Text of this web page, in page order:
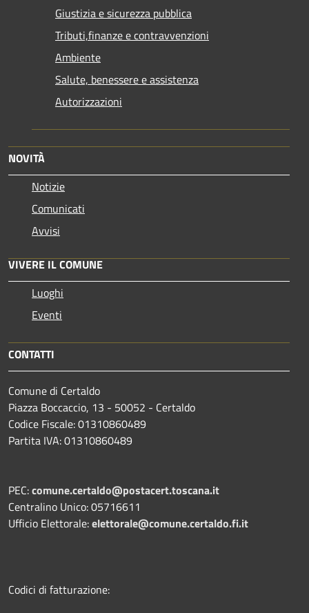
Giustizia e sicurezza pubblica
Tributi,finanze e contravvenzioni
Ambiente
Salute, benessere e assistenza
Autorizzazioni
NOVITÀ
Notizie
Comunicati
Avvisi
VIVERE IL COMUNE
Luoghi
Eventi
CONTATTI
Comune di Certaldo
Piazza Boccaccio, 13 - 50052 - Certaldo
Codice Fiscale: 01310860489
Partita IVA: 01310860489
PEC:comune.certaldo@postacert.toscana.it
Centralino Unico: 05716611
Ufficio Elettorale:elettorale@comune.certaldo.fi.it
Codici di fatturazione: